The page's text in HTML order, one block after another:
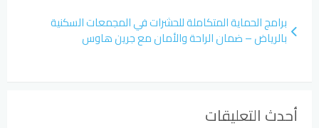
برامج الحماية المتكاملة للحشرات في المجمعات السكنية
بالرياض – ضمان الراحة والأمان مع جرين هاوس
أحدث التعليقات